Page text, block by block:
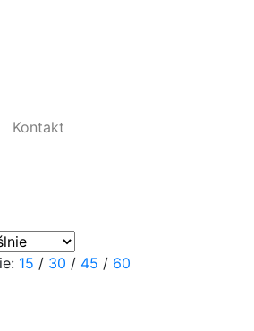
Kontakt
15 / 30 / 45 / 60